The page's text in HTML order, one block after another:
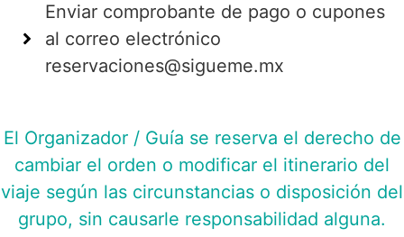
Enviar comprobante de pago o cupones
al correo electrónico
reservaciones@sigueme.mx
El Organizador / Guía se reserva el derecho de
cambiar el orden o modificar el itinerario del
viaje según las circunstancias o disposición del
grupo, sin causarle responsabilidad alguna.